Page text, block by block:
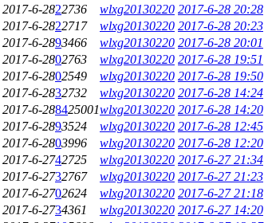
2017-6-2822736 wlxg20130220 2017-6-28 20:28
2017-6-2822717 wlxg20130220 2017-6-28 20:23
2017-6-2893466 wlxg20130220 2017-6-28 20:01
2017-6-2802763 wlxg20130220 2017-6-28 19:51
2017-6-2802549 wlxg20130220 2017-6-28 19:50
2017-6-2832732 wlxg20130220 2017-6-28 14:24
2017-6-288425001wlxg20130220 2017-6-28 14:20
2017-6-2893524 wlxg20130220 2017-6-28 12:45
2017-6-2803996 wlxg20130220 2017-6-28 12:20
2017-6-2742725 wlxg20130220 2017-6-27 21:34
2017-6-2732767 wlxg20130220 2017-6-27 21:23
2017-6-2702624 wlxg20130220 2017-6-27 21:18
2017-6-2734361 wlxg20130220 2017-6-27 14:20